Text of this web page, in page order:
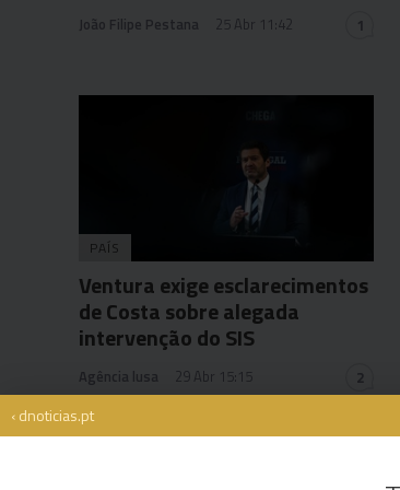
‹ dnoticias.pt
João Filipe Pestana 25 Abr 11:42 1
PAÍS
Ventura exige esclarecimentos
de Costa sobre alegada
intervenção do SIS
Agência lusa 29 Abr 15:15 2